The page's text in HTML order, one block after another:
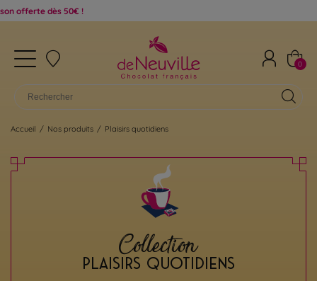
!
0
Accueil / Nos produits / Plaisirs quotidiens
Collection
PLAISIRS QUOTIDIENS